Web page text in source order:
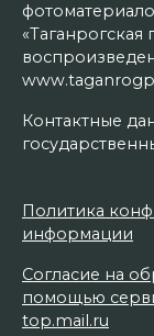
Контактные
Политика
информации
Согласие на
помощью
top.mail.ru